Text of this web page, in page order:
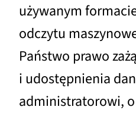
używanym
odczytu
Państwo prawo
i udostępnienia
administratorowi,